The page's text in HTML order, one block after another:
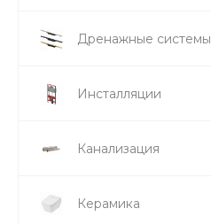
Дренажные системы
Инсталляции
Канализация
Керамика